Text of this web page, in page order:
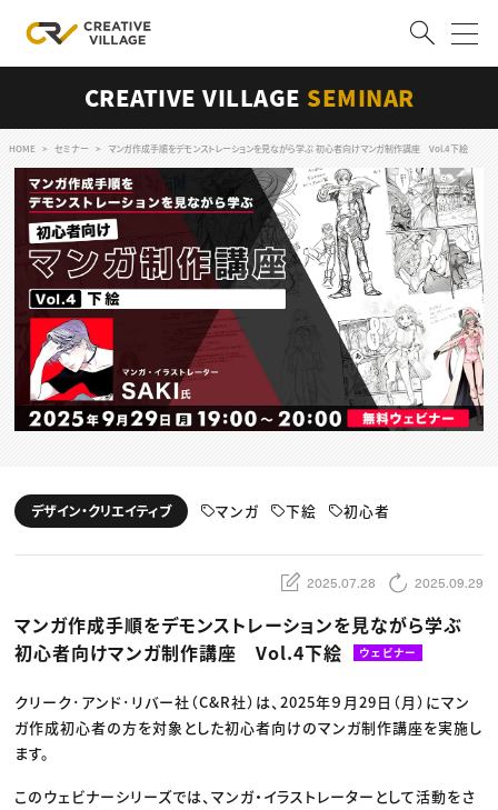
ログイン 会員登録
RECRUIT
クリエイター求人を探す
CREATIVE JOB求人検索
特集求人
採用説明会
転職支援サービス
CONTENTS
スキルアップしたい！
動画配信・映像制作
編集・ライティング
ディレクション
TOP Creator’s コラム トップ
Webクリエイター
ゲームクリエイター
クリエイターインタビュー
C＆R Magazine
セミナー
ニュース・トレンド トップ
Web
映像
広告
出版
CREATIVE VILLAGEからのお知らせ
CREATIVE VILLAGE SEMINAR
HOME セミナー マンガ作成手順をデモンストレーションを見ながら学ぶ 初心者向けマンガ制作講座 Vol.4下絵
デザイン・クリエイティブ マンガ 下絵 初心者
2025.07.28 2025.09.29
マンガ作成手順をデモンストレーションを見ながら学ぶ
初心者向けマンガ制作講座 Vol.4下絵
ウェビナー
クリーク･アンド･リバー社（C&R社）は、2025年９月29日（月）にマン
ガ作成初心者の方を対象とした初心者向けのマンガ制作講座を実施し
ます。
このウェビナーシリーズでは、マンガ・イラストレーターとして活動をさ